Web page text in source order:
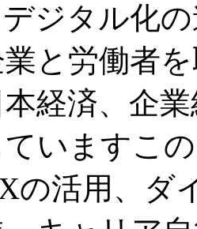
ジタル化
と労働者
経済、企
いますこ
の活用、ダ